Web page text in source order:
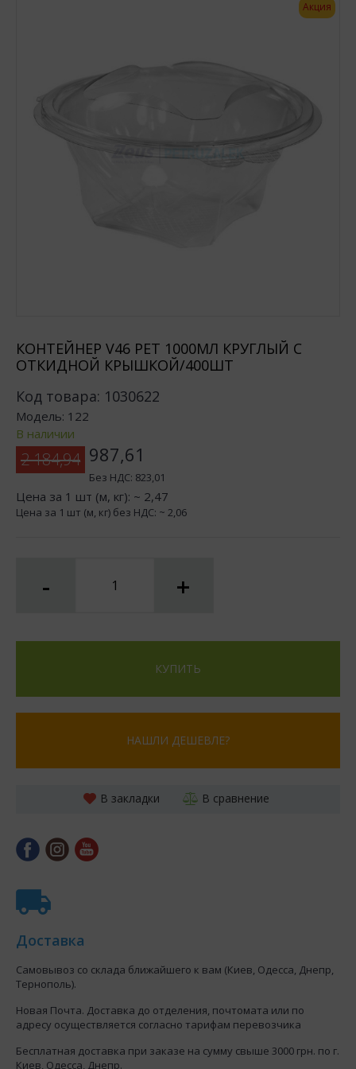
Акция
КОНТЕЙНЕР V46 PET 1000МЛ КРУГЛЫЙ С
ОТКИДНОЙ КРЫШКОЙ/400ШТ
Код товара: 1030622
Модель: 122
В наличии
2 184,94 987,61
Без НДС: 823,01
Цена за 1 шт (м, кг): ~ 2,47
Цена за 1 шт (м, кг) без НДС: ~ 2,06
- +
КУПИТЬ
НАШЛИ ДЕШЕВЛЕ?
В закладки В сравнение
Доставка
Самовывоз со склада ближайшего к вам (Киев, Одесса, Днепр,
Тернополь).
Новая Почта. Доставка до отделения, почтомата или по
адресу осуществляется согласно тарифам перевозчика
Бесплатная доставка при заказе на сумму свыше 3000 грн. по г.
Киев, Одесса, Днепр.